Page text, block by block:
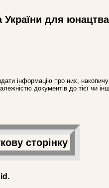
України для юнацтва
інформацію про них,
документів до тієї чи
сторінку